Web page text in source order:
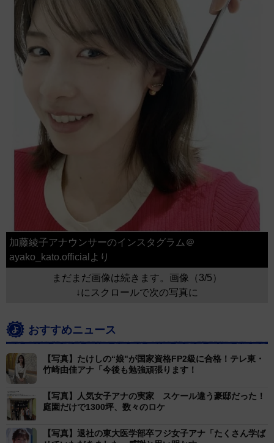
加藤綾子アナウンサーのインスタグラム＠
ayako_kato.officialより
まだまだ画像は続きます。画像（3/5）
↓にスクロールで次の写真に
おすすめニュース
【写真】たけしの“娘"が国家資格FP2級に合格！テレ東・
竹崎由佳アナ「今後も勉強頑張ります！
【写真】人気女子アナの実家 スケール違う豪邸だった！
庭園だけで1300坪、数々のロケ
【写真】退社の東大医学部卒フジ女子アナ「たくさん学ば